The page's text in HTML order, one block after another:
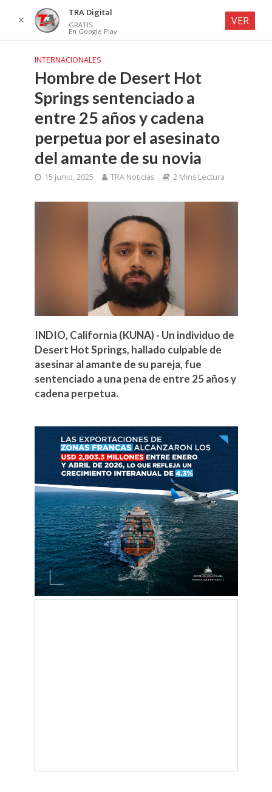
INTERNACIONALES
Hombre de Desert Hot
Springs sentenciado a
entre 25 años y cadena
perpetua por el asesinato
del amante de su novia
15 junio, 2025 TRA Noticias 2 Mins Lectura
INDIO, California (KUNA) - Un individuo de
Desert Hot Springs, hallado culpable de
asesinar al amante de su pareja, fue
sentenciado a una pena de entre 25 años y
cadena perpetua.
✕
TRA Digital
GRATIS
En Google Play
VER